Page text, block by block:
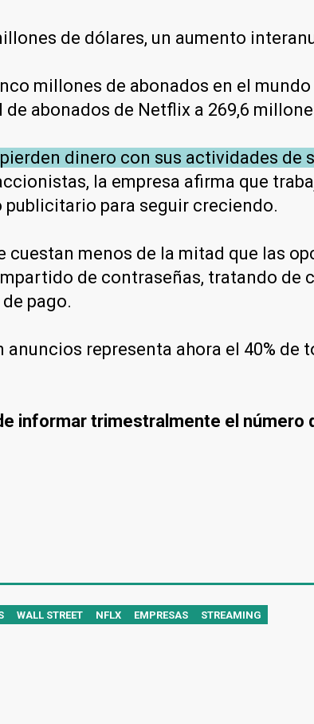
de dólares, un aumento
millones de abonados en el
abonados de Netflix a 269,6
dinero con sus actividades de
la empresa afirma que
para seguir creciendo.
menos de la mitad que las
de contraseñas, tratando de
pago.
representa ahora el 40% de
informar trimestralmente el número
WALL STREET NFLX EMPRESAS STREAMING